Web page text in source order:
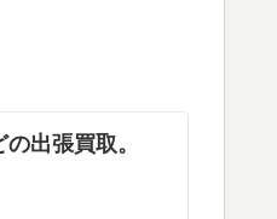
出張買取。